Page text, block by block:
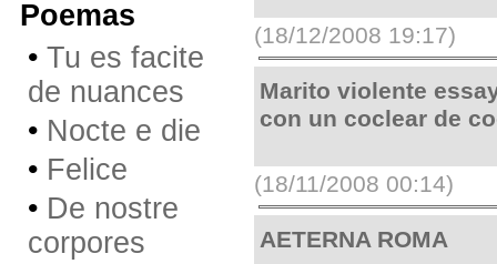
Poemas
• Tu es facite
de nuances
• Nocte e die
• Felice
• De nostre
corpores
(18/12/2008 19:17)
Marito violente
con un coclear de
(18/11/2008 00:14)
AETERNA ROMA